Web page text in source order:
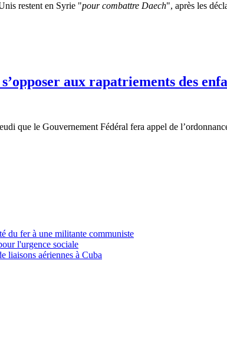
restent en Syrie "pour combattre Daech", après les
aux rapatriements des
que le Gouvernement Fédéral fera appel de
du fer à une militante communiste
l'urgence sociale
liaisons aériennes à Cuba